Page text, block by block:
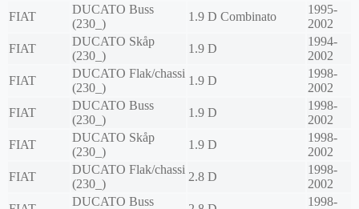
FIAT
DUCATO Buss
(230_)
1.9 D Combinato
1995-
2002
FIAT
DUCATO Skåp
(230_)
1.9 D
1994-
2002
FIAT
DUCATO Flak/chassi
(230_)
1.9 D
1998-
2002
FIAT
DUCATO Buss
(230_)
1.9 D
1998-
2002
FIAT
DUCATO Skåp
(230_)
1.9 D
1998-
2002
FIAT
DUCATO Flak/chassi
(230_)
2.8 D
1998-
2002
DUCATO Buss 1998-